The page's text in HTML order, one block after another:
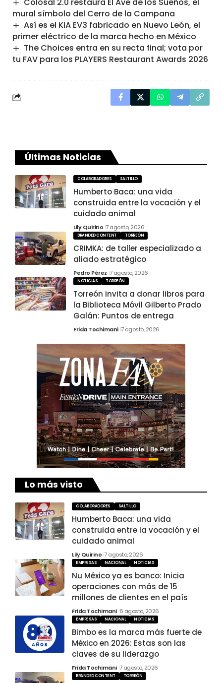
mural símbolo del Cerro de la Campana
Así es el KIA EV3 fabricado en Nuevo León, el
primer eléctrico de la marca hecho en México
The Choices entra en su recta final; vota por
tu FAV para los PLAYERS Restaurant Awards 2026
Últimas Noticias
COLABORADORES SALTILLO
Humberto Baca: una vida
construida entre la vocación y el
cuidado animal
Lily Quirino 7 agosto, 2026
BRANDED CONTENT TORREÓN
CRIMKA: de taller especializado a
aliado estratégico
Pedro Pérez 7 agosto, 2026
NOTICIAS TORREÓN
Torreón invita a donar libros para
la Biblioteca Móvil Gilberto Prado
Galán: Puntos de entrega
Frida Tochimani 7 agosto, 2026
Lo más visto
COLABORADORES SALTILLO
Humberto Baca: una vida
construida entre la vocación y el
cuidado animal
Lily Quirino 7 agosto, 2026
EMPRESAS NACIONAL NOTICIAS
Nu México ya es banco: Inicia
operaciones con más de 15
millones de clientes en el país
Frida Tochimani 6 agosto, 2026
EMPRESAS NACIONAL NOTICIAS
Bimbo es la marca más fuerte de
México en 2026: Estas son las
claves de su liderazgo
Frida Tochimani 7 agosto, 2026
BRANDED CONTENT TORREÓN